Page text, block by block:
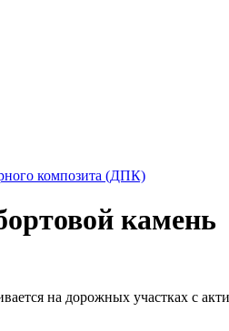
композита (ДПК)
камень
на дорожных участках с